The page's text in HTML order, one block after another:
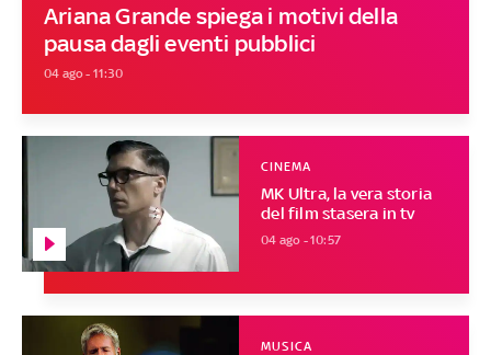
Ariana Grande spiega i motivi della
pausa dagli eventi pubblici
04 ago - 11:30
MK Ultra, la vera storia
del film stasera in tv
CINEMA
04 ago - 10:57
MUSICA